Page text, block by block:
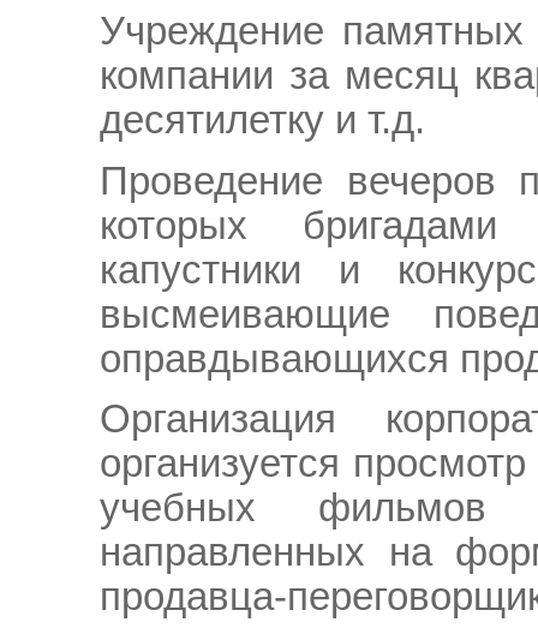
Учреждение памятных
компании за месяц
десятилетку и т.д.
Проведение вечеров
которых бригадами
капустники и
высмеивающие
оправдывающихся
Организация
организуется
учебных фильмов
направленных на
продавца-